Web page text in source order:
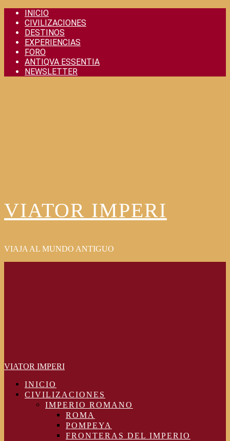
Skip
content
INICIO
CIVILIZACIONES
DESTINOS
EXPERIENCIAS
FORO
ANTIQVA ESSENTIA
NEWSLETTER
VIATOR IMPERI
VIAJA AL MUNDO ANTIGUO
VIATOR IMPERI
INICIO
CIVILIZACIONES
IMPERIO ROMANO
ROMA
POMPEYA
FRONTERAS DEL IMPERIO